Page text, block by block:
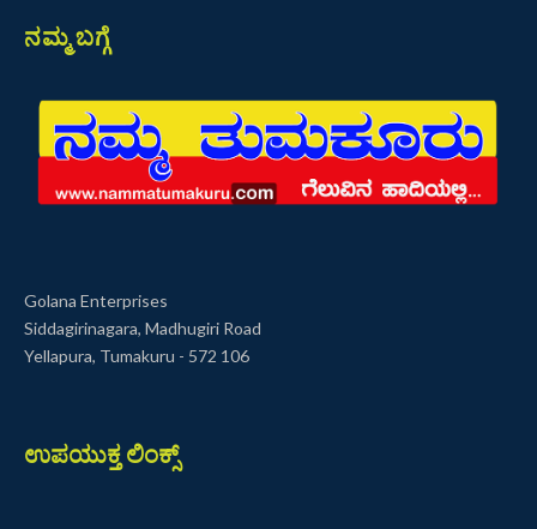
ನಮ್ಮ ಬಗ್ಗೆ
Golana Enterprises
Siddagirinagara, Madhugiri Road
Yellapura, Tumakuru - 572 106
ಉಪಯುಕ್ತ ಲಿಂಕ್ಸ್